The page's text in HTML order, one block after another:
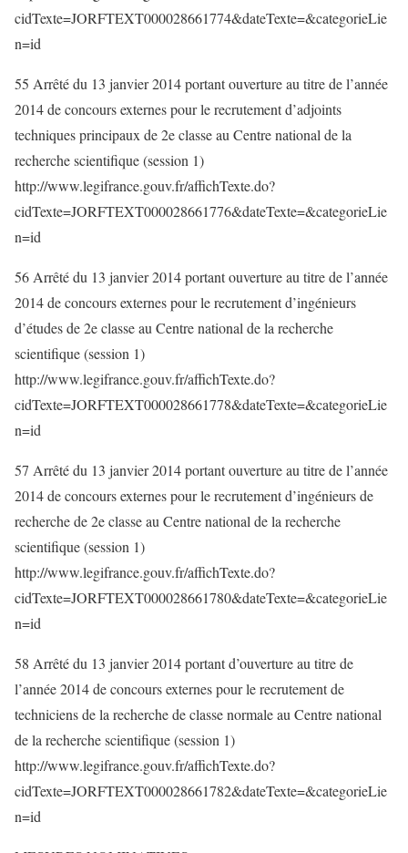
cidTexte=JORFTEXT000028661774&dateTexte=&categorieLie
n=id
55 Arrêté du 13 janvier 2014 portant ouverture au titre de l’année
2014 de concours externes pour le recrutement d’adjoints
techniques principaux de 2e classe au Centre national de la
recherche scientifique (session 1)
http://www.legifrance.gouv.fr/affichTexte.do?
cidTexte=JORFTEXT000028661776&dateTexte=&categorieLie
n=id
56 Arrêté du 13 janvier 2014 portant ouverture au titre de l’année
2014 de concours externes pour le recrutement d’ingénieurs
d’études de 2e classe au Centre national de la recherche
scientifique (session 1)
http://www.legifrance.gouv.fr/affichTexte.do?
cidTexte=JORFTEXT000028661778&dateTexte=&categorieLie
n=id
57 Arrêté du 13 janvier 2014 portant ouverture au titre de l’année
2014 de concours externes pour le recrutement d’ingénieurs de
recherche de 2e classe au Centre national de la recherche
scientifique (session 1)
http://www.legifrance.gouv.fr/affichTexte.do?
cidTexte=JORFTEXT000028661780&dateTexte=&categorieLie
n=id
58 Arrêté du 13 janvier 2014 portant d’ouverture au titre de
l’année 2014 de concours externes pour le recrutement de
techniciens de la recherche de classe normale au Centre national
de la recherche scientifique (session 1)
http://www.legifrance.gouv.fr/affichTexte.do?
cidTexte=JORFTEXT000028661782&dateTexte=&categorieLie
n=id